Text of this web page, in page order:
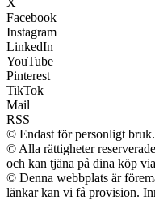
X
Facebook
Instagram
LinkedIn
YouTube
Pinterest
TikTok
Mail
RSS
© Endast för personligt bruk.
© Alla rättigheter
och kan tjäna på dina köp
© Denna webbplats är
länkar kan vi få provision.